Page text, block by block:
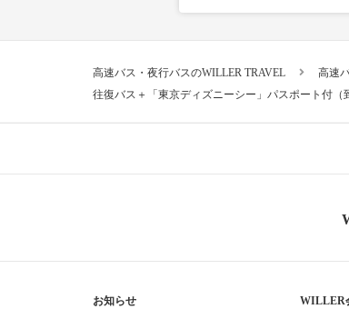
高速バス・夜行バスのWILLER TRAVEL 高速
往復バス＋「東京ディズニーシー」パスポート付
お知らせ WILLER